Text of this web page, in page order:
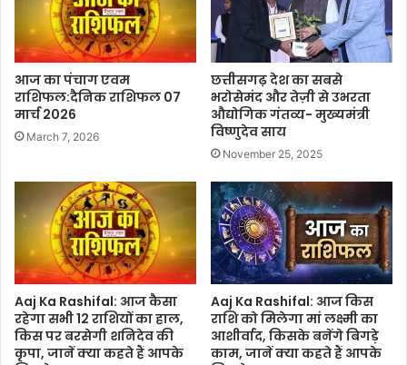
आज का पंचाग एवम
राशिफल:दैनिक राशिफल 07
मार्च 2026
March 7, 2026
छत्तीसगढ़ देश का सबसे
भरोसेमंद और तेज़ी से उभरता
औद्योगिक गंतव्य- मुख्यमंत्री
विष्णुदेव साय
November 25, 2025
Aaj Ka Rashifal: आज कैसा
रहेगा सभी 12 राशियों का हाल,
किस पर बरसेगी शनिदेव की
कृपा, जानें क्या कहते हैं आपके
Aaj Ka Rashifal: आज किस
राशि को मिलेगा मां लक्ष्मी का
आशीर्वाद, किसके बनेंगे बिगड़े
काम, जानें क्या कहते हैं आपके